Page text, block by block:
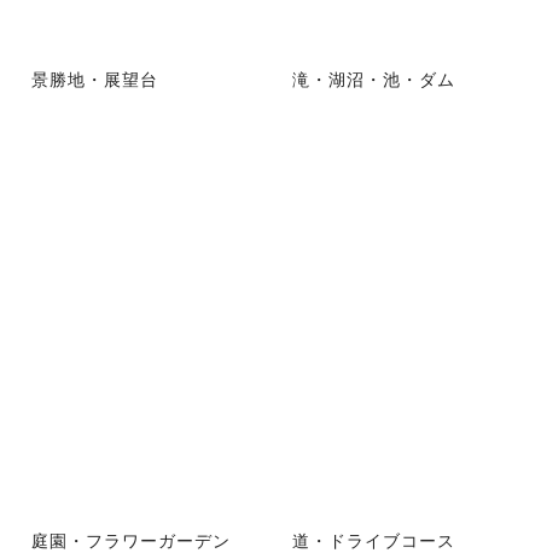
景勝地・展望台 滝・湖沼・池・ダム
庭園・フラワーガーデン 道・ドライブコース